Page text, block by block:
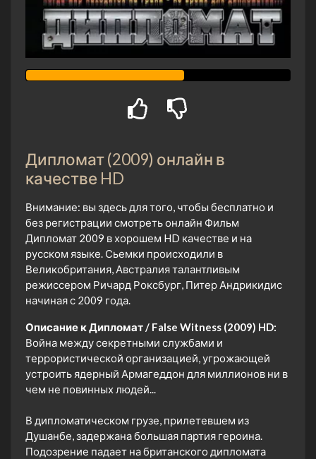
Дипломат (2009) онлайн в
качестве HD
Внимание: вы здесь для того, чтобы бесплатно и
без регистрации смотреть онлайн Фильм
Дипломат 2009 в хорошем HD качестве и на
русском языке. Сьемки происходили в
Великобритания, Австралия талантливым
режиссером Ричард Роксбург, Питер Андрикидис
начиная с 2009 года.
Описание к Дипломат / False Witness (2009) HD:
Война между секретными службами и
террористической организацией, угрожающей
устроить ядерный Армагеддон для миллионов ни в
чем не повинных людей...
В дипломатическом грузе, прилетевшем из
Душанбе, задержана большая партия героина.
Подозрение падает на британского дипломата